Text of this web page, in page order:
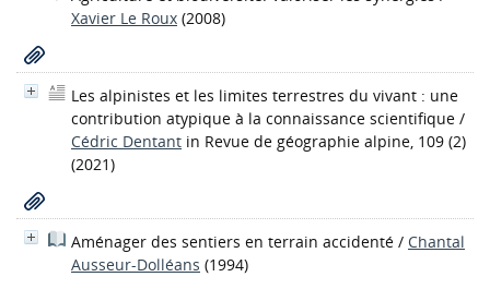
Xavier Le Roux (2008)
Les alpinistes et les limites terrestres du vivant : une
contribution atypique à la connaissance scientifique /
Cédric Dentant in Revue de géographie alpine, 109 (2)
(2021)
Aménager des sentiers en terrain accidenté / Chantal
Ausseur-Dolléans (1994)